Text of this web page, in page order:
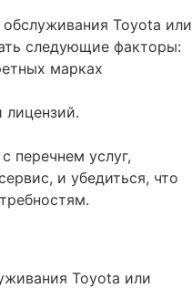
Toyota или
следующие факторы:
марках
лицензий.
перечнем услуг,
и убедиться, что
Toyota или